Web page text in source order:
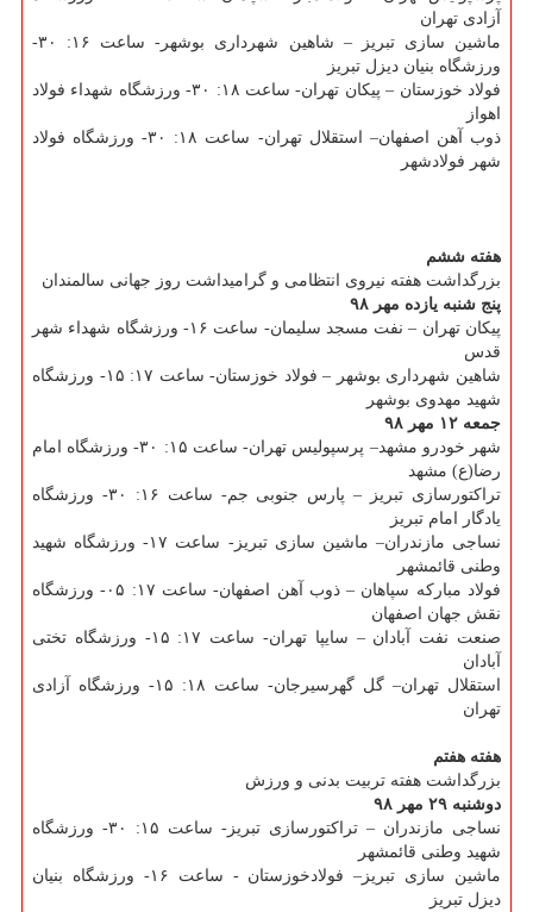
آزادی تهران
ماشین سازی تبریز – شاهین شهرداری بوشهر- ساعت ۱۶: ۳۰-
ورزشگاه بنیان دیزل تبریز
فولاد خوزستان – پیكان تهران- ساعت ۱۸: ۳۰- ورزشگاه شهداء فولاد
اهواز
ذوب آهن اصفهان– استقلال تهران- ساعت ۱۸: ۳۰- ورزشگاه فولاد
شهر فولادشهر
هفته ششم
بزرگداشت هفته نیروی انتظامی و گرامیداشت روز جهانی سالمندان
پنج شنبه یازده مهر ۹۸
پیكان تهران – نفت مسجد سلیمان- ساعت ۱۶- ورزشگاه شهداء شهر
قدس
شاهین شهرداری بوشهر – فولاد خوزستان- ساعت ۱۷: ۱۵- ورزشگاه
شهید مهدوی بوشهر
جمعه ۱۲ مهر ۹۸
شهر خودرو مشهد– پرسپولیس تهران- ساعت ۱۵: ۳۰- ورزشگاه امام
رضا(ع) مشهد
تراكتورسازی تبریز – پارس جنوبی جم- ساعت ۱۶: ۳۰- ورزشگاه
یادگار امام تبریز
نساجی مازندران– ماشین سازی تبریز- ساعت ۱۷- ورزشگاه شهید
وطنی قائمشهر
فولاد مباركه سپاهان – ذوب آهن اصفهان- ساعت ۱۷: ۰۵- ورزشگاه
نقش جهان اصفهان
صنعت نفت آبادان – سایپا تهران- ساعت ۱۷: ۱۵- ورزشگاه تختی
آبادان
استقلال تهران– گل گهرسیرجان- ساعت ۱۸: ۱۵- ورزشگاه آزادی
تهران
هفته هفتم
بزرگداشت هفته تربیت بدنی و ورزش
دوشنبه ۲۹ مهر ۹۸
نساجی مازندران – تراكتورسازی تبریز- ساعت ۱۵: ۳۰- ورزشگاه
شهید وطنی قائمشهر
ماشین سازی تبریز– فولادخوزستان - ساعت ۱۶- ورزشگاه بنیان
دیزل تبریز